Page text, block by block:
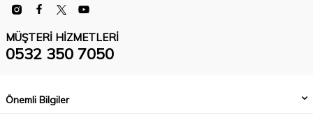
MÜŞTERI HIZMETLERI
0532 350 7050
Önemli Bilgiler